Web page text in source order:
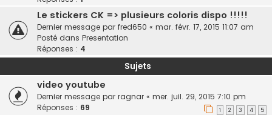
Le stickers CK => plusieurs coloris dispo !!!!!
Dernier message par fred650 « mar. févr. 17, 2015 11:07 am
Posté dans Presentation
Réponses : 4
Sujets
video youtube
Dernier message par ragnar « mer. juil. 29, 2015 7:10 pm
Réponses : 69 1 2 3 4 5